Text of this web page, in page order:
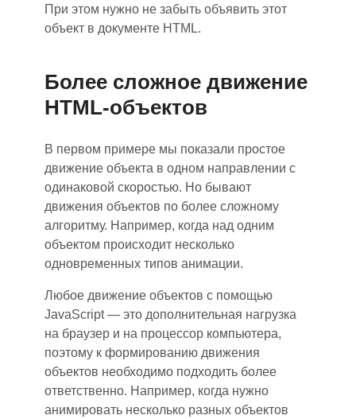
При этом нужно не забыть объявить этот
объект в документе HTML.
Более сложное движение
HTML-объектов
В первом примере мы показали простое
движение объекта в одном направлении с
одинаковой скоростью. Но бывают
движения объектов по более сложному
алгоритму. Например, когда над одним
объектом происходит несколько
одновременных типов анимации.
Любое движение объектов с помощью
JavaScript — это дополнительная нагрузка
на браузер и на процессор компьютера,
поэтому к формированию движения
объектов необходимо подходить более
ответственно. Например, когда нужно
анимировать несколько разных объектов